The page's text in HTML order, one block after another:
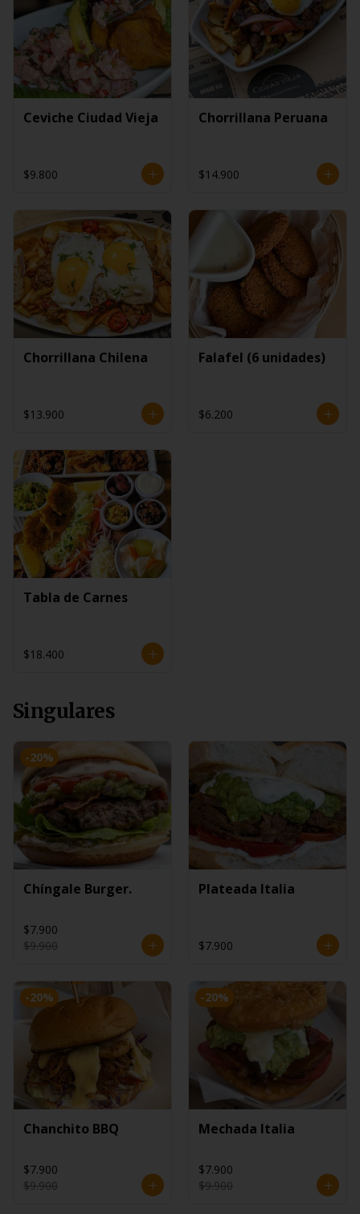
Ceviche Ciudad Vieja
$9.800
Chorrillana Peruana
$14.900
Chorrillana Chilena
$13.900
Falafel (6 unidades)
$6.200
Tabla de Carnes
$18.400
Singulares
-20%
Chíngale Burger.
$7.900
$9.900
Plateada Italia
$7.900
-20%
Chanchito BBQ
$7.900
$9.900
-20%
Mechada Italia
$7.900
$9.900